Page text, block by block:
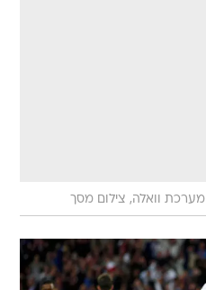
מערכת וואלה, צילום מסך